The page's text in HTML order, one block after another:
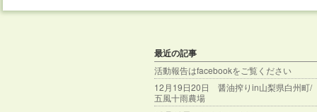
最近の記事
活動報告はfacebookをご覧ください
12月19日20日 醤油搾りin山梨県白州町/
五風十雨農場